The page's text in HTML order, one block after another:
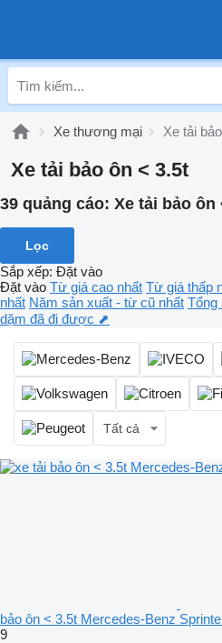
Xe thương mại Xe tải
Xe tải bảo ôn < 3.5t
39 quảng cáo: Xe tải bảo ôn
Lọc
Sắp xếp: Đặt vào
Đặt vào Từ giá cao nhất Từ giá thấp
nhất Năm sản xuất - từ cũ nhất Tổng
dặm đã đi được ⬈
Tất cả
bảo ôn < 3.5t Mercedes-Benz
9